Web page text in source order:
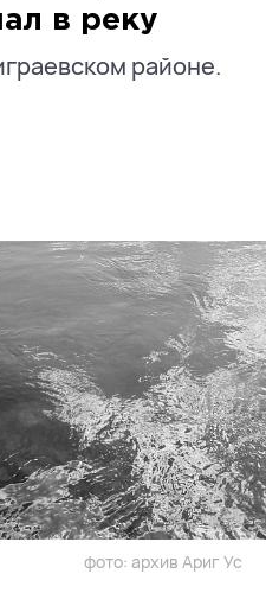
в реку
районе.
фото: архив Ариг Ус